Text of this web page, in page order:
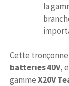
la
Cette
batteries 40V,
gammeX20V